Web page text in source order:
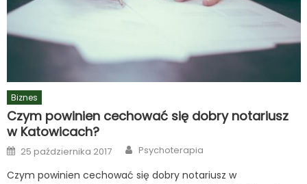
Biznes
Czym powinien cechować się dobry notariusz
w Katowicach?
Posted
on
25 października 2017 Author
Psychoterapia
Czym powinien cechować się dobry notariusz w